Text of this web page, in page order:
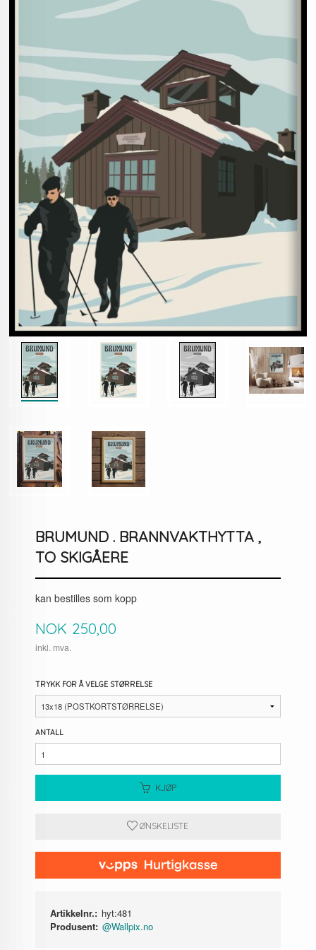
BRUMUND . BRANNVAKTHYTTA ,
TO SKIGÅERE
kan bestilles som kopp
Pris
NOK 250,00
inkl. mva.
TRYKK FOR Å VELGE STØRRELSE
ANTALL
KJØP
ØNSKELISTE
Artikkelnr.: hyt:481
Produsent: @Wallpix.no